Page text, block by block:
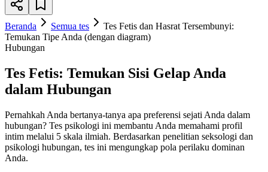
Beranda Semua tes
Tes Fetis dan Hasrat Tersembunyi:
Temukan Tipe Anda (dengan diagram)
Hubungan
Tes Fetis: Temukan Sisi Gelap Anda
dalam Hubungan
Pernahkah Anda bertanya-tanya apa preferensi sejati Anda dalam
hubungan? Tes psikologi ini membantu Anda memahami profil
intim melalui 5 skala ilmiah. Berdasarkan penelitian seksologi dan
psikologi hubungan, tes ini mengungkap pola perilaku dominan
Anda.